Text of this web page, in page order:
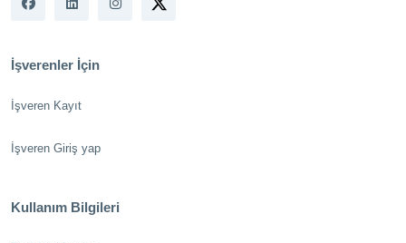
İşverenler İçin
İşveren Kayıt
İşveren Giriş yap
Kullanım Bilgileri